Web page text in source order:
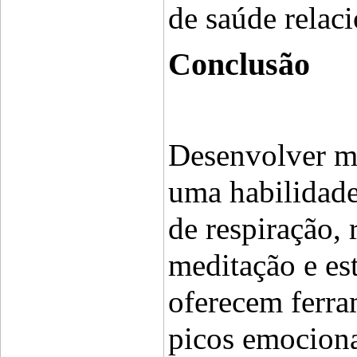
de saúde
Conclusão
Desenvolver
uma
de respiração,
meditação e
oferecem
picos